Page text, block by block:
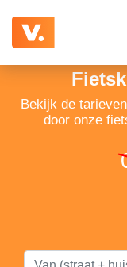
Bekijk de
door onze